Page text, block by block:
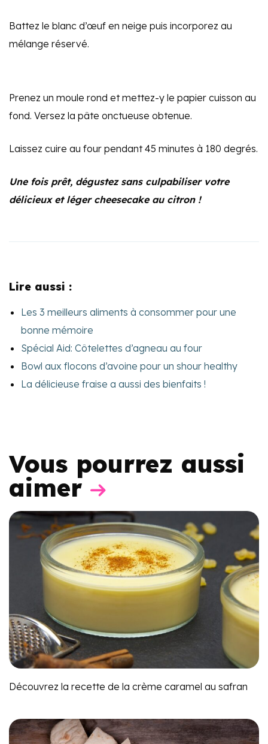
Battez le blanc d’œuf en neige puis incorporez au
mélange réservé.
Prenez un moule rond et mettez-y le papier cuisson au
fond. Versez la pâte onctueuse obtenue.
Laissez cuire au four pendant 45 minutes à 180 degrés.
Une fois prêt, dégustez sans culpabiliser votre
délicieux et léger cheesecake au citron !
Lire aussi :
Les 3 meilleurs aliments à consommer pour une
bonne mémoire
Spécial Aid: Côtelettes d’agneau au four
Bowl aux flocons d’avoine pour un shour healthy
La délicieuse fraise a aussi des bienfaits !
Vous pourrez aussi
aimer
Découvrez la recette de la crème caramel au safran